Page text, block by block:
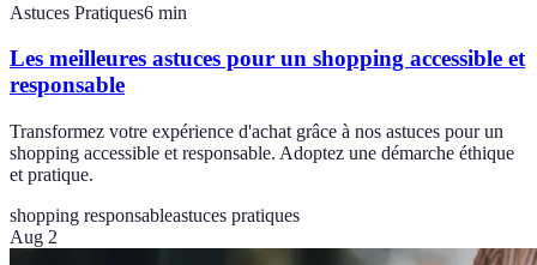
Astuces Pratiques6 min
Les meilleures astuces pour un shopping accessible et
responsable
Transformez votre expérience d'achat grâce à nos astuces pour un
shopping accessible et responsable. Adoptez une démarche éthique
et pratique.
shopping responsableastuces pratiques
Aug 2